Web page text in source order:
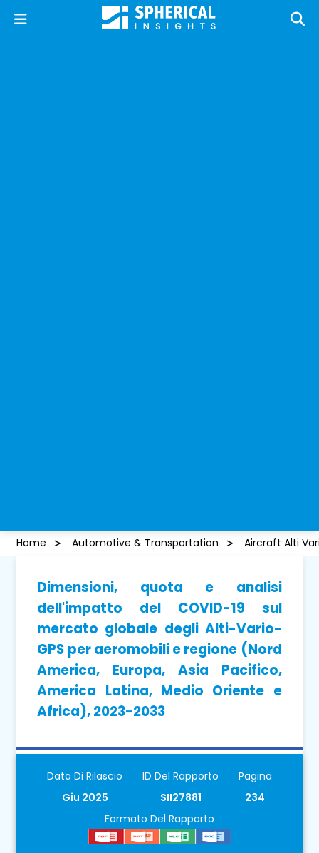
Home Automotive & Transportation Aircraft Alti
Dimensioni, quota e analisi
dell'impatto del COVID-19 sul
mercato globale degli Alti-Vario-
GPS per aeromobili e regione (Nord
America, Europa, Asia Pacifico,
America Latina, Medio Oriente e
Africa), 2023-2033
Data Di Rilascio
Giu 2025
ID Del Rapporto
SII27881
Pagina
234
Formato Del Rapporto